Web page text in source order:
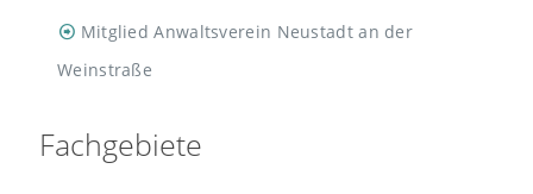
Mitglied Anwaltsverein Neustadt an der
Weinstraße
Fachgebiete